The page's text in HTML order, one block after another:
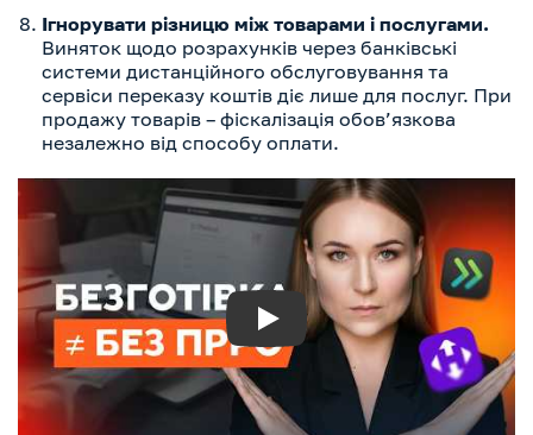
Ігнорувати різницю між товарами і послугами.
Виняток щодо розрахунків через банківські
системи дистанційного обслуговування та
сервіси переказу коштів діє лише для послуг. При
продажу товарів – фіскалізація обов’язкова
незалежно від способу оплати.
Play